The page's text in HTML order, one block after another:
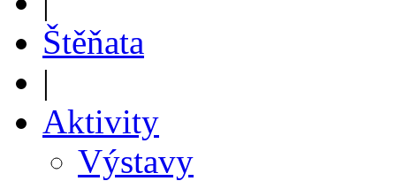
Štěňata
|
Aktivity
Výstavy